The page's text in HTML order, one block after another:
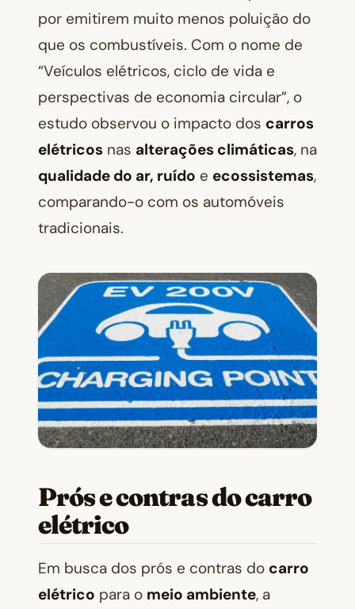
por emitirem muito menos poluição do
que os combustíveis. Com o nome de
“Veículos elétricos, ciclo de vida e
perspectivas de economia circular”, o
estudo observou o impacto dos carros
elétricos nas alterações climáticas, na
qualidade do ar, ruído e ecossistemas,
comparando-o com os automóveis
tradicionais.
Prós e contras do carro
elétrico
Em busca dos prós e contras do carro
elétrico para o meio ambiente, a